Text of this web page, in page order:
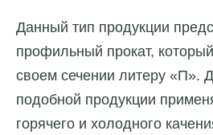
Данный тип продукции
профильный прокат,
своем сечении литеру «П».
подобной продукции
горячего и холодного